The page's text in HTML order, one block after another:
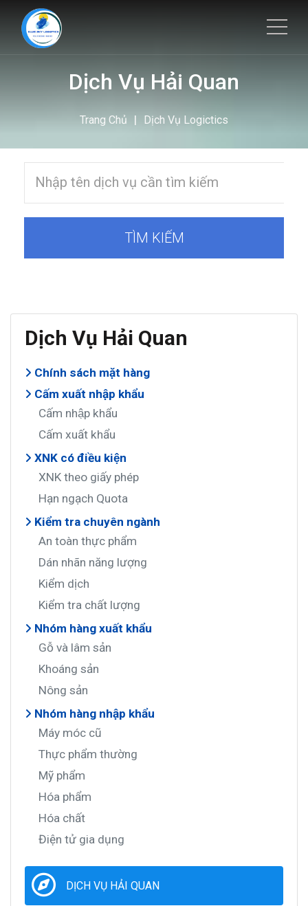
Dịch Vụ Hải Quan
Trang Chủ | Dịch Vụ Logictics
TÌM KIẾM
Dịch Vụ Hải Quan
Chính sách mặt hàng
Cấm xuất nhập khẩu
Cấm nhập khẩu
Cấm xuất khẩu
XNK có điều kiện
XNK theo giấy phép
Hạn ngạch Quota
Kiểm tra chuyên ngành
An toàn thực phẩm
Dán nhãn năng lượng
Kiểm dịch
Kiểm tra chất lượng
Nhóm hàng xuất khẩu
Gỗ và lâm sản
Khoáng sản
Nông sản
Nhóm hàng nhập khẩu
Máy móc cũ
Thực phẩm thường
Mỹ phẩm
Hóa phẩm
Hóa chất
Điện tử gia dụng
DỊCH VỤ HẢI QUAN